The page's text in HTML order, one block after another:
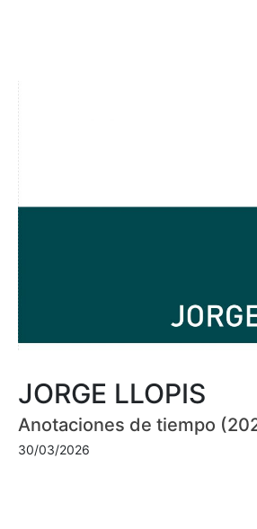
JORGE LLOPIS
Anotaciones de tiempo
30/03/2026